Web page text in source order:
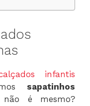
infantis
sapatinhos
é mesmo?